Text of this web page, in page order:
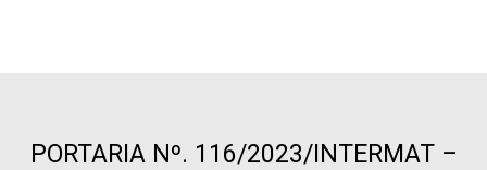
PORTARIA Nº. 116/2023/INTERMAT –